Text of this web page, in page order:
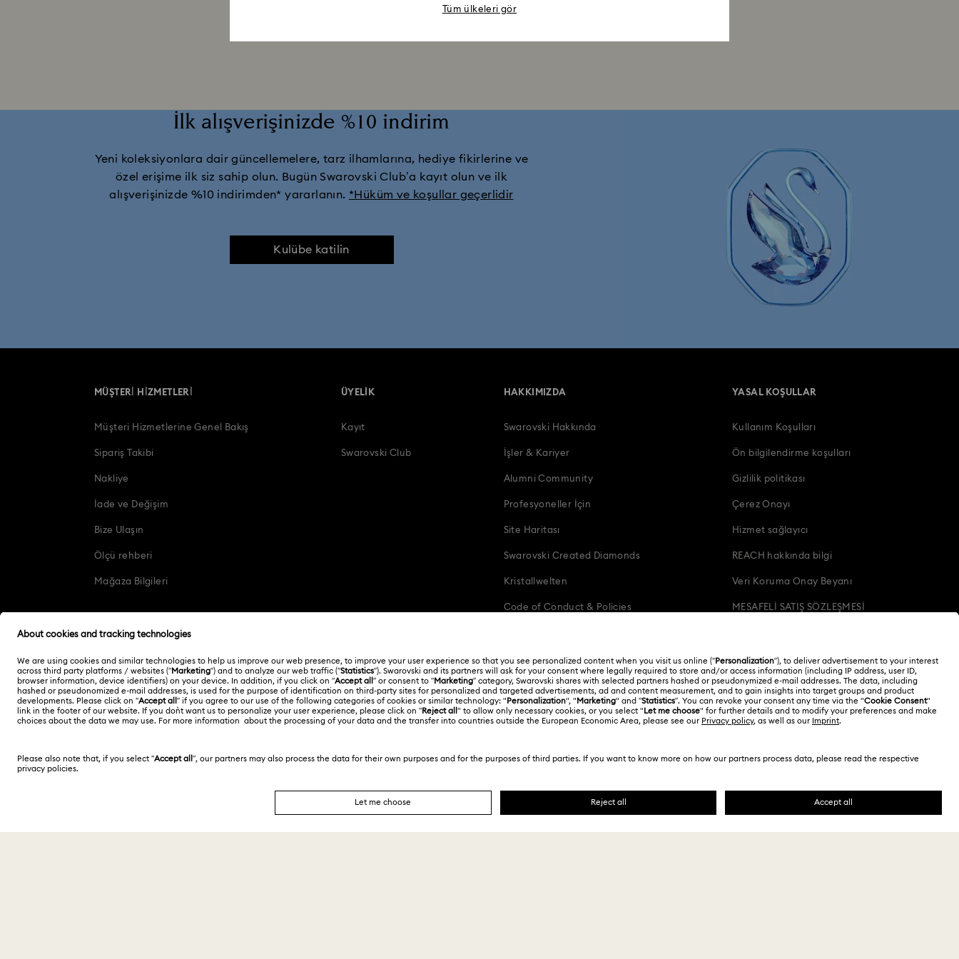
İlk alışverişinizde %10 indirim
Yeni koleksiyonlara dair güncellemelere, tarz ilhamlarına, hediye fikirlerine ve
özel erişime ilk siz sahip olun. Bugün Swarovski Club’a kayıt olun ve ilk
alışverişinizde %10 indirimden* yararlanın. *Hüküm ve koşullar geçerlidir
Kulübe katilin
MÜŞTERİ HİZMETLERİ
Müşteri Hizmetlerine Genel Bakış
Sipariş Takibi
Nakliye
İade ve Değişim
Bize Ulaşın
Ölçü rehberi
Mağaza Bilgileri
ÜYELIK
Kayıt
Swarovski Club
HAKKIMIZDA
Swarovski Hakkında
İşler & Kariyer
Alumni Community
Profesyoneller İçin
Site Haritası
Swarovski Created Diamonds
Kristallwelten
Code of Conduct & Policies
YASAL KOŞULLAR
Kullanım Koşulları
Ön bilgilendirme koşulları
Gizlilik politikası
Çerez Onayı
Hizmet sağlayıcı
REACH hakkında bilgi
Veri Koruma Onay Beyanı
MESAFELİ SATIŞ SÖZLEŞMESİ
Türkiye English Türkçe
Telif Hakkı © 2026 Swarovski. Tüm hakları saklıdır.
Tüm ülkeleri gör